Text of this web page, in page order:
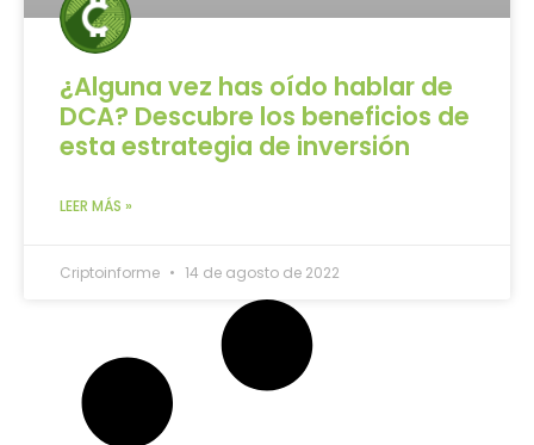
¿Alguna vez has oído hablar de
DCA? Descubre los beneficios de
esta estrategia de inversión
LEER MÁS »
Criptoinforme 14 de agosto de 2022